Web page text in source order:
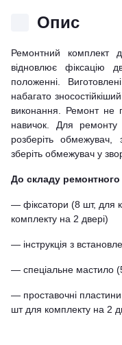
Опис
Ремонтний комплект
відновлює фіксацію
положенні.
набагато
виконання. Ремонт не
навичок. Для ремонту
розберіть обмежувач,
зберіть обмежувач у
До складу
— фіксатори (8 шт, для
комплекту на 2 двері)
— інструкція з
— спеціальне мастило
— проставочні
шт для комплекту на 2